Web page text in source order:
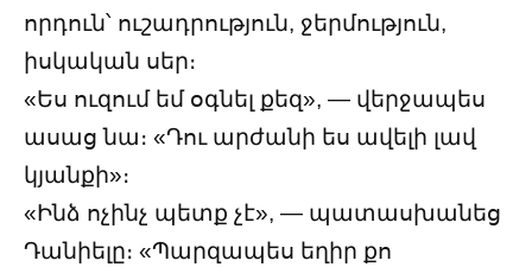
որդուն՝ ուշադրություն, ջերմություն,
իսկական սեր։
«Ես ուզում եմ օգնել քեզ», — վերջապես
ասաց նա։ «Դու արժանի ես ավելի լավ
կյանքի»։
«Ինձ ոչինչ պետք չէ», — պատասխանեց
Դանիելը։ «Պարզապես եղիր քո